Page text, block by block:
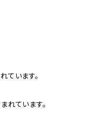
ています。
れています。